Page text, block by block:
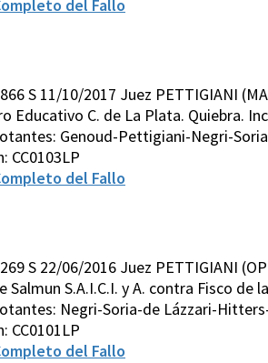
del Fallo
S 11/10/2017 Juez PETTIGIANI
Educativo C. de La Plata. Quiebra.
Genoud-Pettigiani-Negri-
CC0103LP
del Fallo
S 22/06/2016 Juez PETTIGIANI
Salmun S.A.I.C.I. y A. contra Fisco de
Negri-Soria-de Lázzari-
CC0101LP
del Fallo